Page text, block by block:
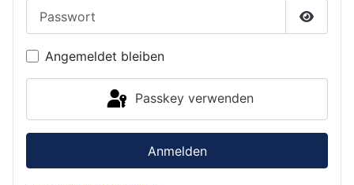
Angemeldet bleiben
Passkey verwenden
Anmelden